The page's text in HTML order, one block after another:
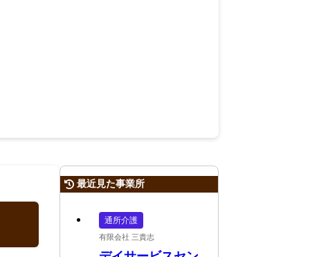
最近見た事業所
通所介護
有限会社 三貴志